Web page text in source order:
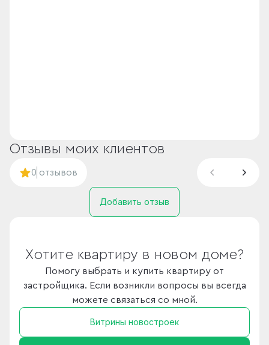
Отзывы моих клиентов
0 отзывов
Добавить отзыв
Хотите квартиру в новом доме?
Помогу выбрать и купить квартиру от
застройщика. Если возникли вопросы вы всегда
можете связаться со мной.
Витрины новостроек